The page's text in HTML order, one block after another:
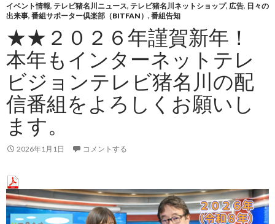
イベント情報, テレビ猪名川ニュース, テレビ猪名川ネットショップ, 広告, 日々の
出来事, 番組サポーター倶楽部（BITFAN） , 番組告知
★★２０２６年謹賀新年！
本年もインターネットテレ
ビジョンテレビ猪名川の配
信番組をよろしくお願いし
ます。
2026年1月1日 コメントする